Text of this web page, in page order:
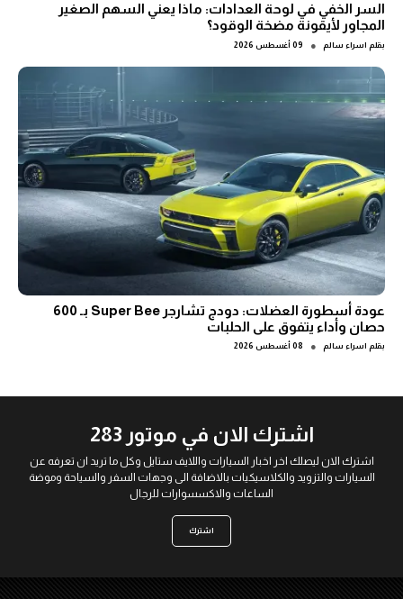
السر الخفي في لوحة العدادات: ماذا يعني السهم الصغير
المجاور لأيقونة مضخة الوقود؟
بقلم اسراء سالم ● 09 أغسطس 2026
عودة أسطورة العضلات: دودج تشارجر Super Bee بـ 600
حصان وأداء يتفوق على الحلبات
بقلم اسراء سالم ● 08 أغسطس 2026
اشترك الان في موتور 283
اشترك الان ليصلك اخر اخبار السيارات واللايف ستايل وكل ما تريد ان تعرفه عن
السيارات والتزويد والكلاسيكيات بالاضافة الى وجهات السفر والسياحة وموضة
الساعات والاكسسوارات للرجال
اشترك